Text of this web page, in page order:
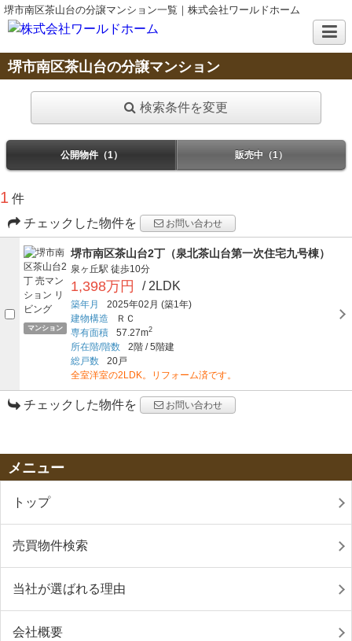
堺市南区茶山台の分譲マンション一覧｜株式会社ワールドホーム
堺市南区茶山台の分譲マンション
検索条件を変更
公開物件（1） 販売中（1）
1 件
チェックした物件を
お問い合わせ
マンション
堺市南区茶山台2丁（泉北茶山台第一次住宅九号棟）
泉ヶ丘駅 徒歩10分
1,398万円 / 2LDK
築年月 2025年02月 (築1年)
建物構造
ＲＣ
専有面積
57.27m2
所在階/階数 2階 /5階建
総戸数
20戸
全室洋室の2LDK。リフォーム済です。
チェックした物件を お問い合わせ
メニュー
トップ
売買物件検索
当社が選ばれる理由
会社概要